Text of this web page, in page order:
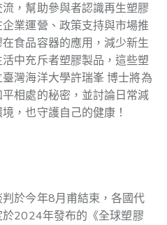
，幫助參與者認識再生塑膠
業運營、政策支持與市場推
食品容器的應用，減少新生
中充斥者塑膠製品，這些塑
灣海洋大學許瑞峯 博士將為
相處的秘密，並討論日常減
，也守護自己的健康！
於今年8月甫結束，各國代
2024年發布的《全球塑膠